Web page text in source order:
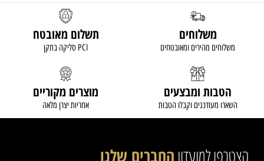
תשלום מאובטח
סליקה בתקן PCI
משלוחים
משלוחים מהירים ומאובטחים
מוצרים מקוריים
אחריות יצרן מלאה
הטבות ומבצעים
השארו מעודכנים וקבלו הטבות
הצטרפו למועדוןהחברים שלנו